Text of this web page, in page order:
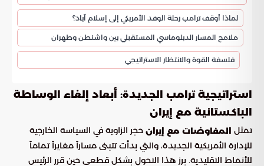
لماذا أوقف ترامب رحلة الوفد الأمريكي إلى إسلام آباد؟
ملامح المسار الدبلوماسي المستقبلي بين واشنطن وطهران
فلسفة القوة والانتظار الاستراتيجي
استراتيجية ترامب الجديدة: أبعاد إلغاء الوساطة
الباكستانية مع إيران
تمثل المفاوضات مع إيران حجر الزاوية في السياسة الخارجية
للإدارة الأمريكية الجديدة، والتي بدأت تتبنى مساراً مغايراً تماماً
للأنماط التقليدية. برز هذا التحول بشكل قطعي حين قرر الرئيس